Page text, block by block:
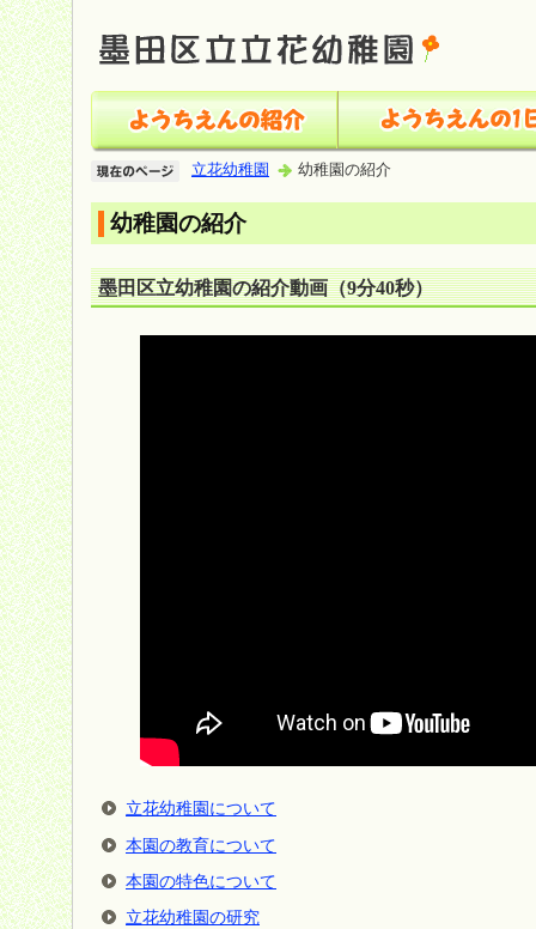
立花幼稚園 幼稚園の紹介
幼稚園の紹介
墨田区立幼稚園の紹介動画（9分40秒）
立花幼稚園について
本園の教育について
本園の特色について
立花幼稚園の研究